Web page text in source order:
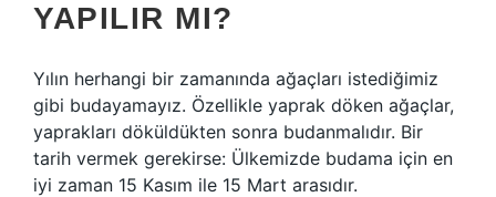
YAPILIR MI?
Yılın herhangi bir zamanında ağaçları istediğimiz
gibi budayamayız. Özellikle yaprak döken ağaçlar,
yaprakları döküldükten sonra budanmalıdır. Bir
tarih vermek gerekirse: Ülkemizde budama için en
iyi zaman 15 Kasım ile 15 Mart arasıdır.